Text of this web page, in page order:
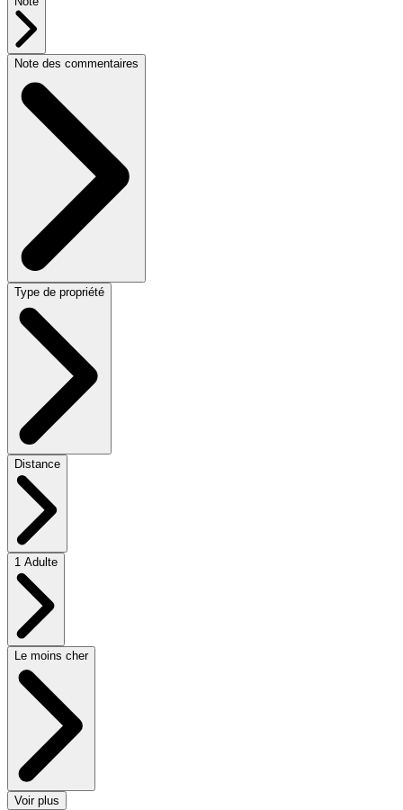
Note des commentaires
Type de propriété
Distance
1 Adulte
Le moins cher
Voir plus